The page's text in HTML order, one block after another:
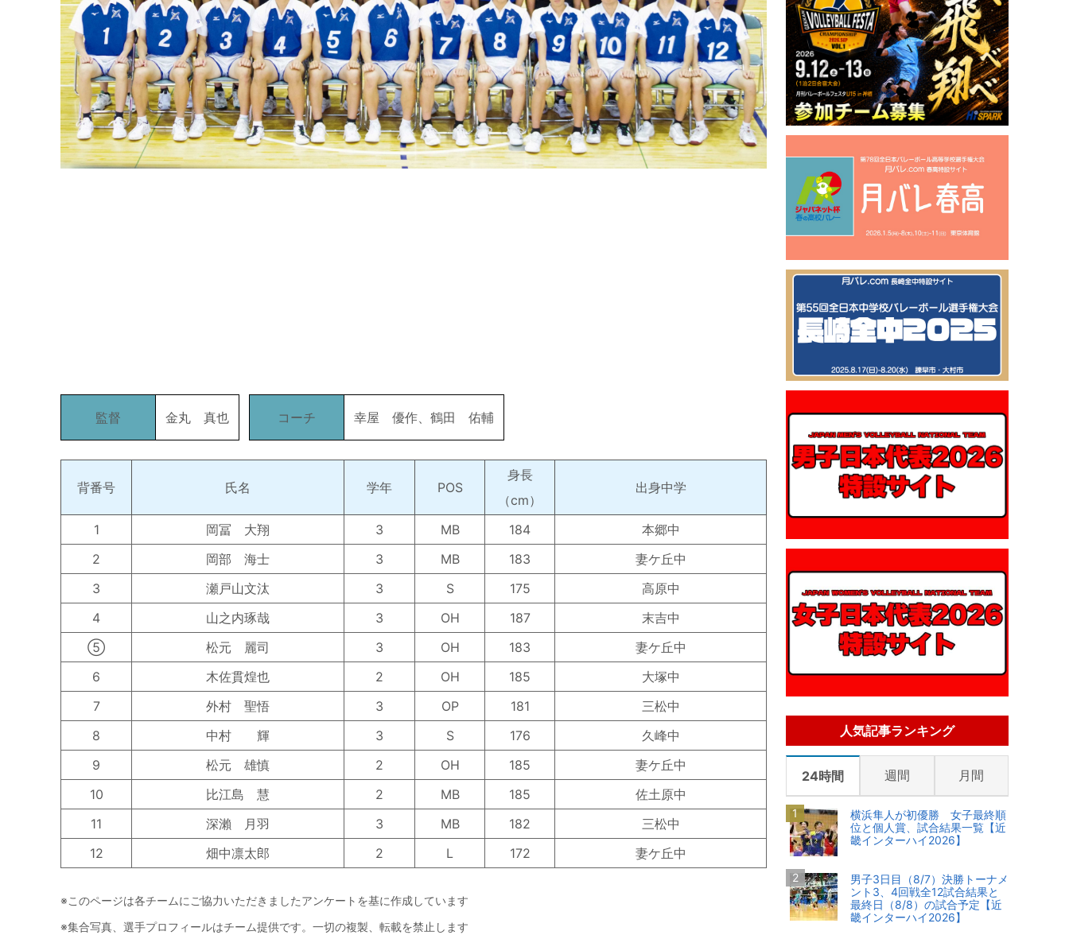
監督 金丸 真也 コーチ 幸屋 優作、鶴田 佑輔
背番号 氏名 学年 POS
身長
（cm）
出身中学
1 岡冨 大翔 3 MB 184
本郷中
2
岡部 海士 3 MB 183
妻ケ丘中
3
瀬戸山文汰 3 S 175
高原中
4
山之内琢哉 3 OH 187
末吉中
⑤
松元 麗司 3 OH 183
妻ケ丘中
6
木佐貫煌也 2 OH 185
大塚中
7
外村 聖悟 3 OP 181
三松中
8
中村 輝 3 S 176
久峰中
9
松元 雄慎 2 OH 185
妻ケ丘中
10
比江島 慧 2 MB 185
佐土原中
11
深瀨 月羽 3 MB 182
三松中
12
畑中凛太郎 2 L 172 妻ケ丘中
※このページは各チームにご協力いただきましたアンケートを基に作成しています
※集合写真、選手プロフィールはチーム提供です。一切の複製、転載を禁止します
人気記事ランキング
24時間 週間 月間
横浜隼人が初優勝 女子最終順
位と個人賞、試合結果一覧【近
畿インターハイ2026】
男子3日目（8/7）決勝トーナメ
ント3、4回戦全12試合結果と
最終日（8/8）の試合予定【近
畿インターハイ2026】